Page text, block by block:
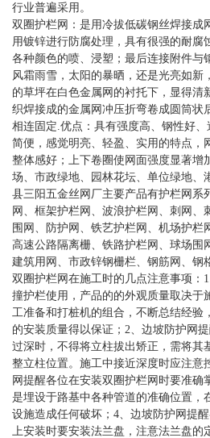
行业普遍采用。
双圈护栏网：是用冷拔低碳钢丝焊接成
用镀锌进行防腐处理，具有很强的耐腐
各种颜色的喷、浸塑；最后连接附件与
风霜雨雪，太阳的暴晒，还是光亮如新
的草坪在白色金属网的衬托下，显得清
织焊接成的金属网冲压折弯卷成圆筒状
相连固定.优点：具有强度高、钢性好
简便，感觉明亮、轻盈、实用的特点，
整体感好；上下卷圈使网面强度显著增
场、市政绿地、园林花坛、单位绿地、
县三阳五金丝网厂主要产品有护栏网系
网、框架护栏网、波浪护栏网、刺网、
围网、防护网、铁艺护栏网、机场护栏
高速公路隔离栅、铁路护栏网、球场围
建筑用网、市政锌钢栅栏、钢筋网、钢
双圈护栏网在施工时的几点注意事项：
撞护栏使用，产品的的外观质量取决于
工准备和打桩机的组合，不断总结经验
的安装质量得以保证；2、边坡防护网
过深时，不得将立柱拔出矫正，需将其
整立柱位置。施工中接近深度时应注意
网提醒各位在安装双圈护栏网时要准确
是埋设于路基中各种管道的准确位置，
设施造成任何破坏；4、边坡防护网提
上安装时要安装法兰盘，注意法兰盘